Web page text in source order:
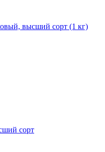
высший сорт (1 кг)
сорт